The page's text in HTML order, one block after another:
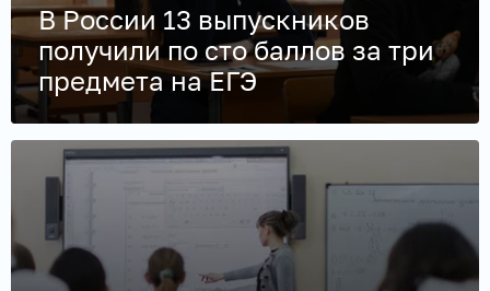
В России 13 выпускников
получили по сто баллов за три
предмета на ЕГЭ